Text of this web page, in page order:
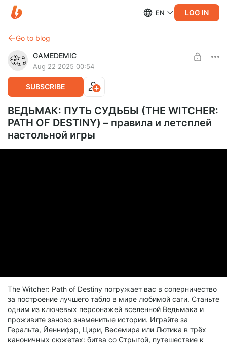
EN LOG IN
Go to blog
GAMEDEMIC
Aug 22 2025 00:54
SUBSCRIBE
ВЕДЬМАК: ПУТЬ СУДЬБЫ (THE WITCHER:
PATH OF DESTINY) – правила и летсплей
настольной игры
The Witcher: Path of Destiny погружает вас в соперничество
за построение лучшего табло в мире любимой саги. Станьте
одним из ключевых персонажей вселенной Ведьмака и
проживите заново знаменитые истории. Играйте за
Геральта, Йеннифэр, Цири, Весемира или Лютика в трёх
каноничных сюжетах: битва со Стрыгой, путешествие к